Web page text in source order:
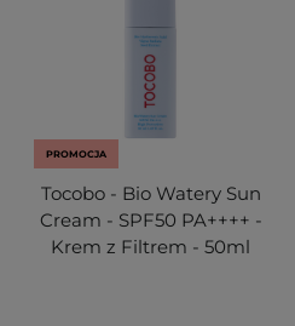
PROMOCJA
Tocobo - Bio Watery Sun
Cream - SPF50 PA++++ -
Krem z Filtrem - 50ml